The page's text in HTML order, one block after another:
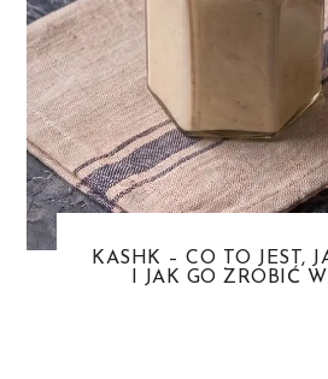
KASHK – CO TO JEST,
I JAK GO ZROBIĆ